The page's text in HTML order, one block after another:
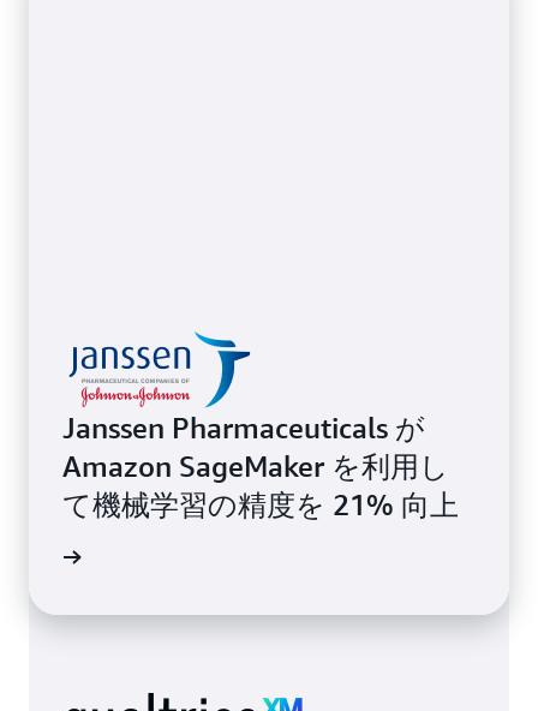
Janssen Pharmaceuticals が
Amazon SageMaker を利用し
て機械学習の精度を 21% 向上